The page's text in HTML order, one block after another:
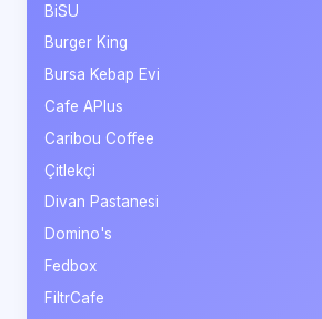
BiSU
Burger King
Bursa Kebap Evi
Cafe APlus
Caribou Coffee
Çitlekçi
Divan Pastanesi
Domino's
Fedbox
FiltrCafe